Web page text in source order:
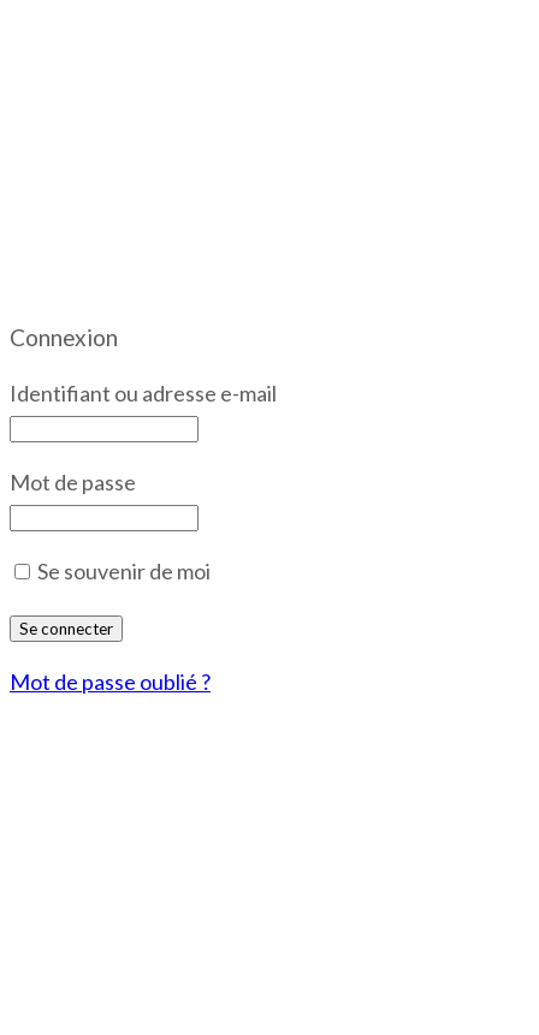
Connexion
Identifiant ou adresse e-mail
Mot de passe
Se souvenir de moi
Mot de passe oublié ?